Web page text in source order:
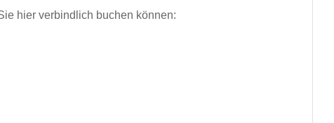
hier verbindlich buchen können: